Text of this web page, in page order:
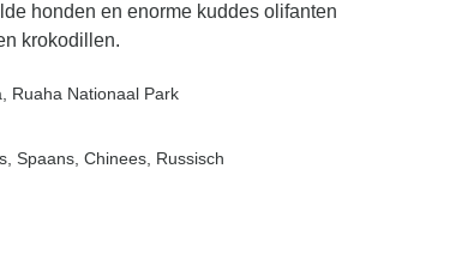
honden en enorme kuddes olifanten
krokodillen.
, Ruaha Nationaal Park
Spaans, Chinees, Russisch